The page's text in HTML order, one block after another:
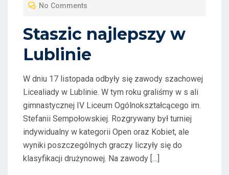
O
No Comments
Staszic najlepszy w
Lublinie
W dniu 17 listopada odbyły się zawody szachowej
Licealiady w Lublinie. W tym roku graliśmy w s ali
gimnastycznej IV Liceum Ogólnokształcącego im.
Stefanii Sempołowskiej. Rozgrywany był turniej
indywidualny w kategorii Open oraz Kobiet, ale
wyniki poszczególnych graczy liczyły się do
klasyfikacji drużynowej. Na zawody […]